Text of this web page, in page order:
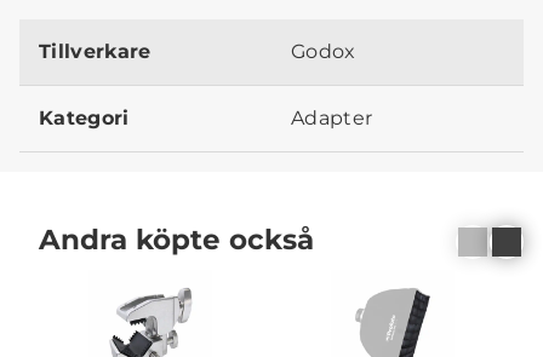
Tillverkare Godox
Kategori Adapter
Andra köpte också